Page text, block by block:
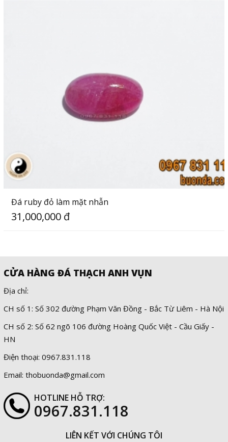
Đá ruby đỏ làm mặt nhẫn
31,000,000 đ
CỬA HÀNG ĐÁ THẠCH ANH VỤN
Địa chỉ:
CH số 1: Số 302 đường Phạm Văn Đồng - Bắc Từ Liêm - Hà Nội
CH số 2: Số 62 ngõ 106 đường Hoàng Quốc Việt - Cầu Giấy -
HN
Điện thoại: 0967.831.118
Email: thobuonda@gmail.com
HOTLINE HỖ TRỢ:
0967.831.118
LIÊN KẾT VỚI CHÚNG TÔI